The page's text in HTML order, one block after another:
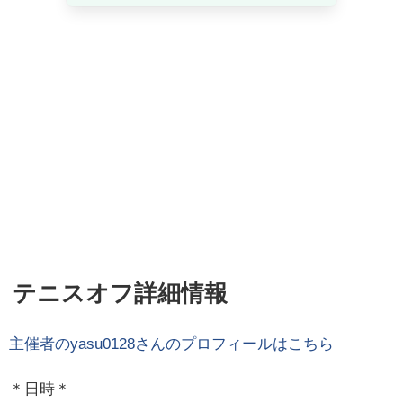
テニスオフ詳細情報
主催者のyasu0128さんのプロフィールはこちら
＊日時＊